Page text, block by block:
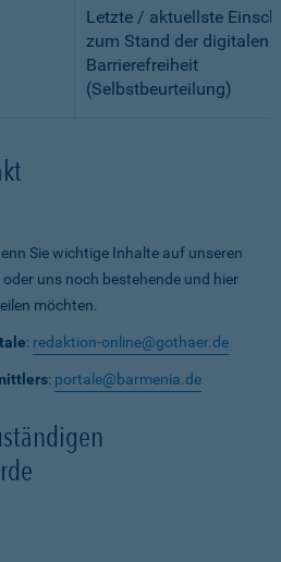
Letzte / aktuellste
zum Stand der digitalen
Barrierefreiheit
(Selbstbeurteilung)
Sie wichtige Inhalte auf unseren
uns noch bestehende und hier
möchten.
: redaktion-online@gothaer.de
: portale@barmenia.de